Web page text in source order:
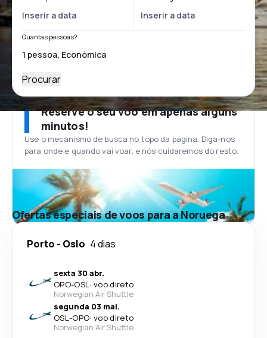
Quantas pessoas?
Procurar
Reserve o seu voo em apenas alguns
minutos!
Use o mecanismo de busca no topo da página. Diga-nos
para onde e quando vai voar, e nós cuidaremos do resto.
Ofertas especiais de voos para a Noruega
Porto - Oslo 4 dias
sexta 30 abr.
OPO-OSL· voo direto
Norwegian Air Shuttle
segunda 03 mai.
OSL-OPO· voo direto
Norwegian Air Shuttle